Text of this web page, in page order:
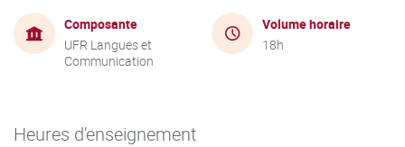
Composante
UFR Langues et
Communication
Volume horaire
18h
Heures d'enseignement